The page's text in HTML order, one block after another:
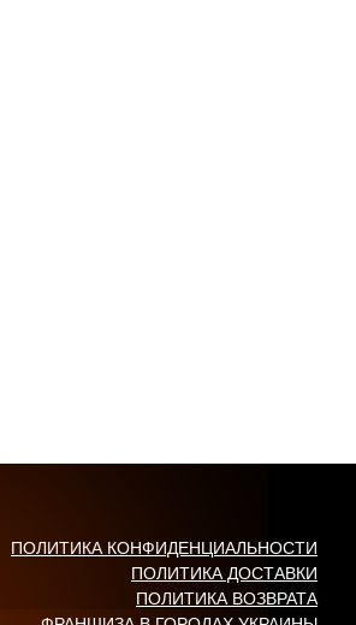
ПОЛИТИКА КОНФИДЕНЦИАЛЬНОСТИ
ПОЛИТИКА ДОСТАВКИ
ПОЛИТИКА ВОЗВРАТА